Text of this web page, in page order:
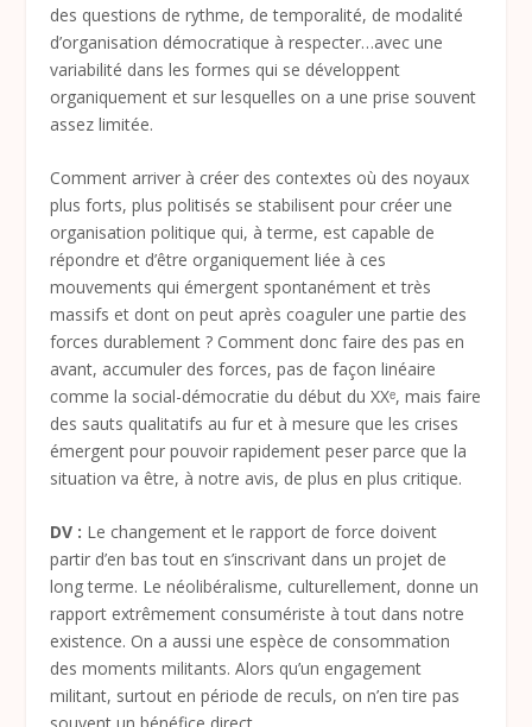
des questions de rythme, de temporalité, de modalité
d’organisation démocratique à respecter…avec une
variabilité dans les formes qui se développent
organiquement et sur lesquelles on a une prise souvent
assez limitée.
Comment arriver à créer des contextes où des noyaux
plus forts, plus politisés se stabilisent pour créer une
organisation politique qui, à terme, est capable de
répondre et d’être organiquement liée à ces
mouvements qui émergent spontanément et très
massifs et dont on peut après coaguler une partie des
forces durablement ? Comment donc faire des pas en
avant, accumuler des forces, pas de façon linéaire
comme la social-démocratie du début du XXᵉ, mais faire
des sauts qualitatifs au fur et à mesure que les crises
émergent pour pouvoir rapidement peser parce que la
situation va être, à notre avis, de plus en plus critique.
DV : Le changement et le rapport de force doivent
partir d’en bas tout en s’inscrivant dans un projet de
long terme. Le néolibéralisme, culturellement, donne un
rapport extrêmement consumériste à tout dans notre
existence. On a aussi une espèce de consommation
des moments militants. Alors qu’un engagement
militant, surtout en période de reculs, on n’en tire pas